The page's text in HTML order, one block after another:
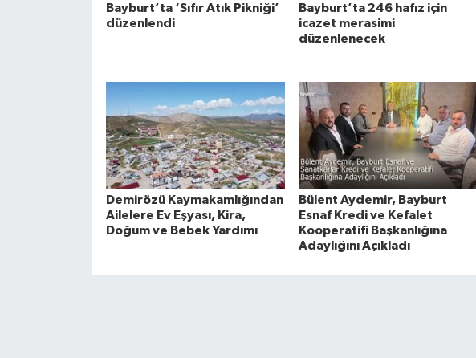
Bayburt’ta ‘Sıfır Atık Pikniği’
düzenlendi
Bayburt’ta 246 hafız için
icazet merasimi
düzenlenecek
Demirözü Kaymakamlığından
Ailelere Ev Eşyası, Kira,
Doğum ve Bebek Yardımı
Bülent Aydemir, Bayburt
Esnaf Kredi ve Kefalet
Kooperatifi Başkanlığına
Adaylığını Açıkladı